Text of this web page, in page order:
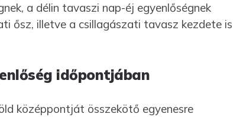
a délin tavaszi nap-éj egyenlőségnek
ősz, illetve a csillagászati tavasz kezdete is
időpontjában
középpontját összekötő egyenesre